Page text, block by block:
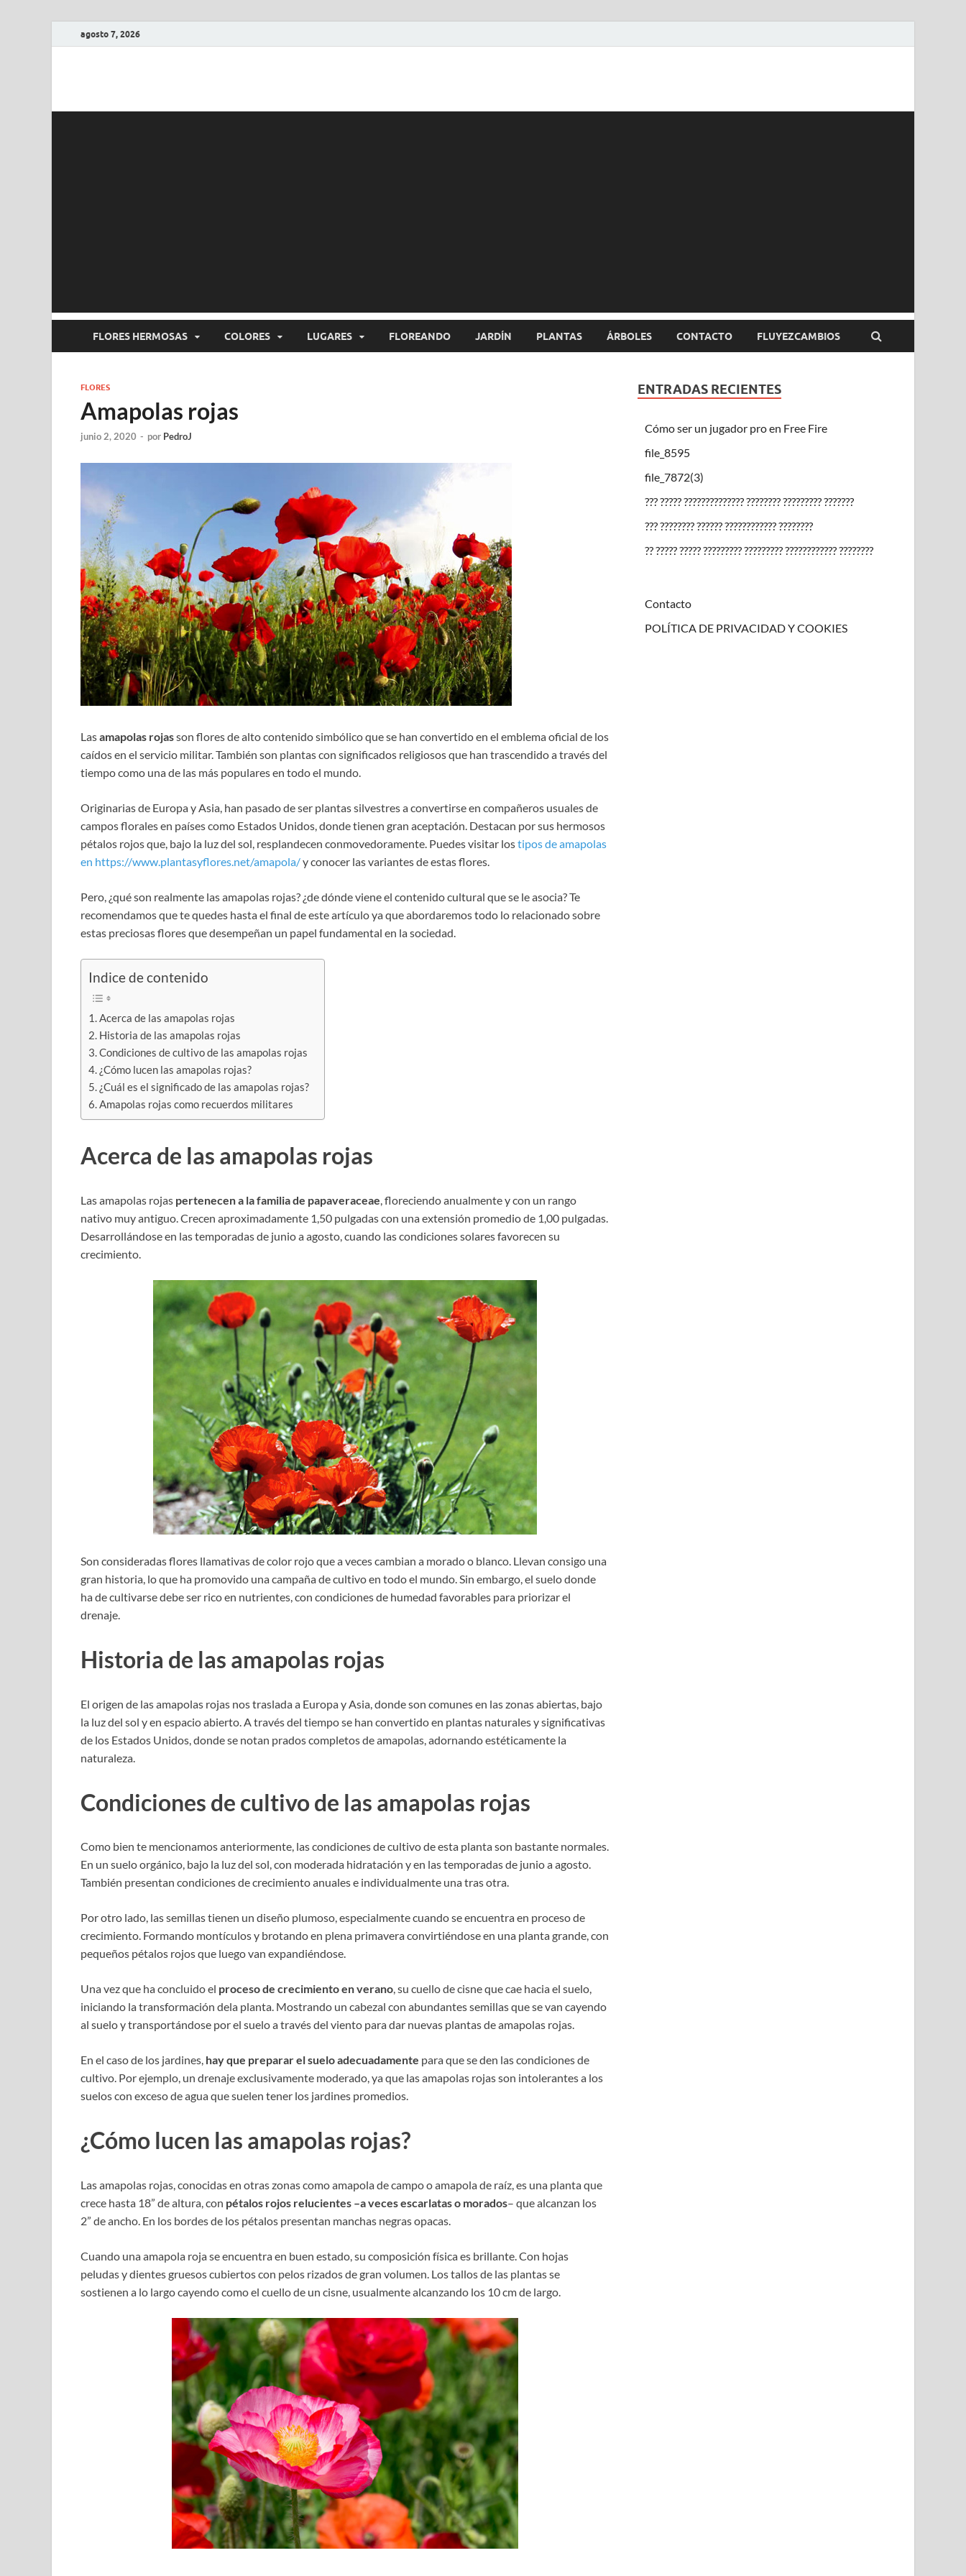
agosto 7, 2026
FLORES HERMOSAS COLORES LUGARES FLOREANDO JARDÍN PLANTAS ÁRBOLES CONTACTO FLUYEZCAMBIOS
FLORES
Amapolas rojas
junio 2, 2020 - por PedroJ
Lasamapolas rojasson flores de alto contenido simbólico que se han convertido en el emblema oficial de los
caídos en el servicio militar. También son plantas con significados religiosos que han trascendido a través del
tiempo como una de las más populares en todo el mundo.
Originarias de Europa y Asia, han pasado de ser plantas silvestres a convertirse en compañeros usuales de
campos florales en países como Estados Unidos, donde tienen gran aceptación. Destacan por sus hermosos
pétalos rojos que, bajo la luz del sol, resplandecen conmovedoramente. Puedes visitar lostipos de amapolas
en https://www.plantasyflores.net/amapola/y conocer las variantes de estas flores.
Pero, ¿qué son realmente las amapolas rojas? ¿de dónde viene el contenido cultural que se le asocia? Te
recomendamos que te quedes hasta el final de este artículo ya que abordaremos todo lo relacionado sobre
estas preciosas flores que desempeñan un papel fundamental en la sociedad.
Indice de contenido
Acerca de las amapolas rojas
Historia de las amapolas rojas
Condiciones de cultivo de las amapolas rojas
¿Cómo lucen las amapolas rojas?
¿Cuál es el significado de las amapolas rojas?
Amapolas rojas como recuerdos militares
Acerca de las amapolas rojas
Las amapolas rojas pertenecen a la familia de papaveraceae, floreciendo anualmente y con un rango
nativo muy antiguo. Crecen aproximadamente 1,50 pulgadas con una extensión promedio de 1,00 pulgadas.
Desarrollándose en las temporadas de junio a agosto, cuando las condiciones solares favorecen su
crecimiento.
Son consideradas flores llamativas de color rojo que a veces cambian a morado o blanco. Llevan consigo una
gran historia, lo que ha promovido una campaña de cultivo en todo el mundo. Sin embargo, el suelo donde
ha de cultivarse debe ser rico en nutrientes, con condiciones de humedad favorables para priorizar el
drenaje.
Historia de las amapolas rojas
El origen de las amapolas rojas nos traslada a Europa y Asia, donde son comunes en las zonas abiertas, bajo
la luz del sol y en espacio abierto. A través del tiempo se han convertido en plantas naturales y significativas
de los Estados Unidos, donde se notan prados completos de amapolas, adornando estéticamente la
naturaleza.
Condiciones de cultivo de las amapolas rojas
Como bien te mencionamos anteriormente, las condiciones de cultivo de esta planta son bastante normales.
En un suelo orgánico, bajo la luz del sol, con moderada hidratación y en las temporadas de junio a agosto.
También presentan condiciones de crecimiento anuales e individualmente una tras otra.
Por otro lado, las semillas tienen un diseño plumoso, especialmente cuando se encuentra en proceso de
crecimiento. Formando montículos y brotando en plena primavera convirtiéndose en una planta grande, con
pequeños pétalos rojos que luego van expandiéndose.
Una vez que ha concluido el proceso de crecimiento en verano, su cuello de cisne que cae hacia el suelo,
iniciando la transformación dela planta. Mostrando un cabezal con abundantes semillas que se van cayendo
al suelo y transportándose por el suelo a través del viento para dar nuevas plantas de amapolas rojas.
En el caso de los jardines, hay que preparar el suelo adecuadamente para que se den las condiciones de
cultivo. Por ejemplo, un drenaje exclusivamente moderado, ya que las amapolas rojas son intolerantes a los
suelos con exceso de agua que suelen tener los jardines promedios.
¿Cómo lucen las amapolas rojas?
Las amapolas rojas, conocidas en otras zonas como amapola de campo o amapola de raíz, es una planta que
crece hasta 18” de altura, con pétalos rojos relucientes –a veces escarlatas o morados– que alcanzan los
2” de ancho. En los bordes de los pétalos presentan manchas negras opacas.
Cuando una amapola roja se encuentra en buen estado, su composición física es brillante. Con hojas
peludas y dientes gruesos cubiertos con pelos rizados de gran volumen. Los tallos de las plantas se
sostienen a lo largo cayendo como el cuello de un cisne, usualmente alcanzando los 10 cm de largo.
ENTRADAS RECIENTES
Cómo ser un jugador pro en Free Fire
file_8595
file_7872(3)
??? ????? ?????????????? ???????? ????????? ???????
??? ???????? ?????? ???????????? ????????
?? ????? ????? ????????? ????????? ???????????? ????????
Contacto
POLÍTICA DE PRIVACIDAD Y COOKIES